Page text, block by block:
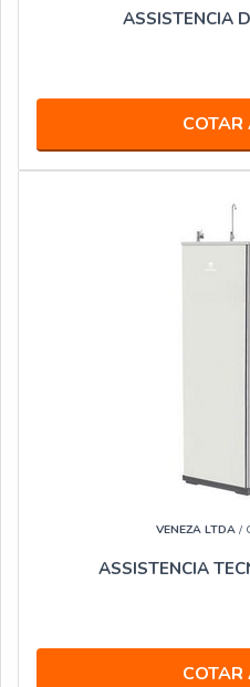
ASSISTENCIA
VENEZA LTDA/
ASSISTENCIA